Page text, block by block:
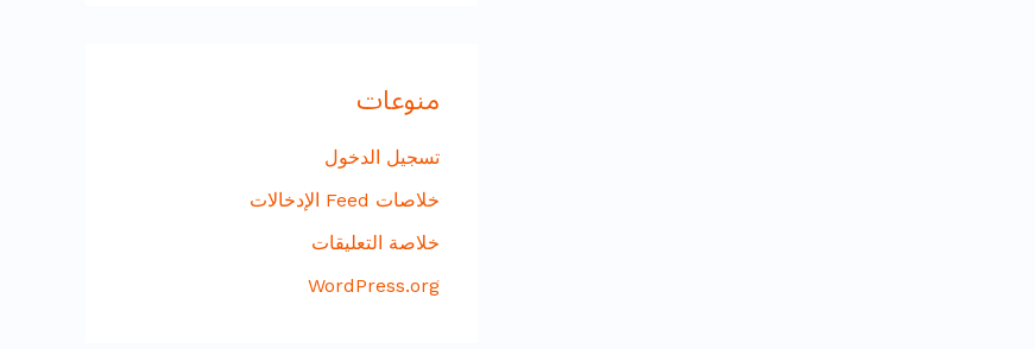
منوعات
تسجيل الدخول
خلاصات Feed الإدخالات
خلاصة التعليقات
WordPress.org